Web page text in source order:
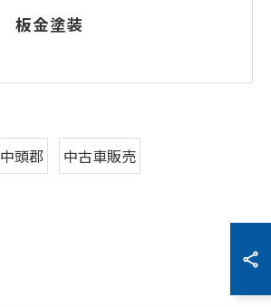
板金塗装
中頭郡 中古車販売